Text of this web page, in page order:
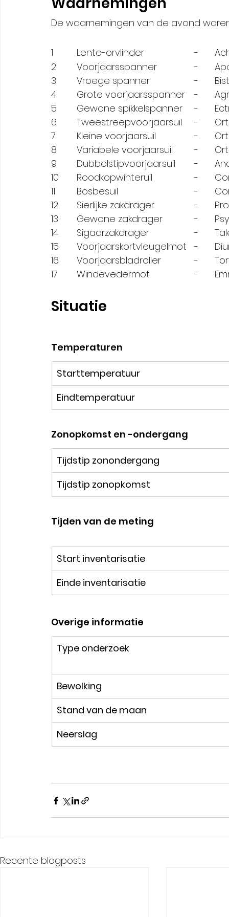
De waarnemingen van de avond
1
2
3
4
5
6
7
8
9
10
11
12
13
14
15
16
17
Situatie
Temperaturen
Starttemperatuur
Eindtemperatuur
Zonopkomst en -ondergang
Tijdstip zonondergang
Tijdstip zonopkomst
Tijden van de meting
Start inventarisatie
Einde inventarisatie
Overige informatie
​Type onderzoek
Bewolking
​Stand van de maan
​Neerslag
Recente blogposts